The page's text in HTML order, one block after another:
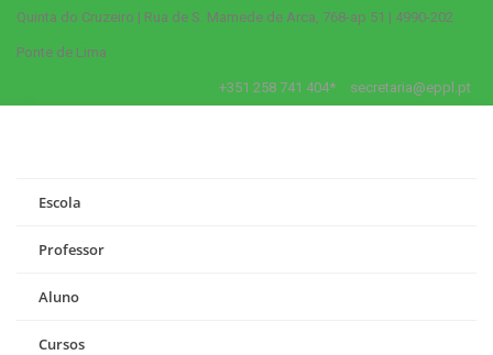
Quinta do Cruzeiro | Rua de S. Mamede de Arca, 768-ap 51 | 4990-202
Ponte de Lima
+351 258 741 404* secretaria@eppl.pt
Escola
Professor
Aluno
Cursos